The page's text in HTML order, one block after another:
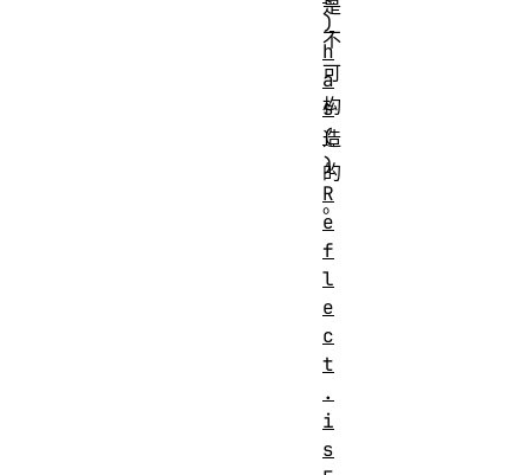
是
不
可
构
造
的
。
)
h
a
s
(
)
R
e
f
l
e
c
t
.
i
s